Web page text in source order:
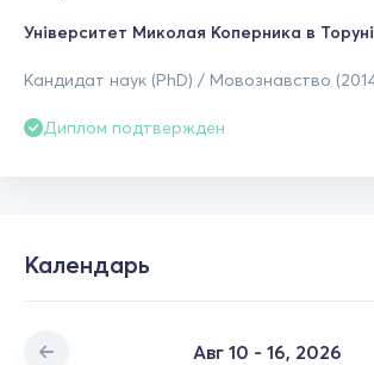
Університет Миколая Коперника в Торуні
Кандидат наук (PhD) / Мовознавство
Диплом подтвержден
Календарь
Авг 10 - 16, 2026